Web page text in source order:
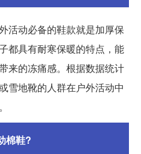
活动必备的鞋款就是加厚保
都具有耐寒保暖的特点，能
来的冻痛感。根据数据统计
雪地靴的人群在户外活动中
棉鞋?